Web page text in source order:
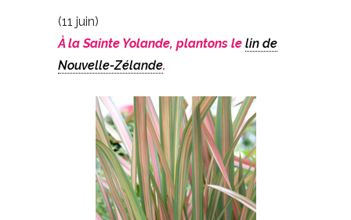
(11 juin)
À la Sainte Yolande, plantons le lin de
Nouvelle-Zélande.